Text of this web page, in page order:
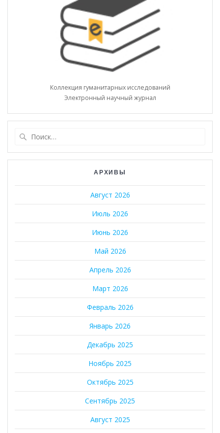
Коллекция гуманитарных исследований
Электронный научный журнал
АРХИВЫ
Август 2026
Июль 2026
Июнь 2026
Май 2026
Апрель 2026
Март 2026
Февраль 2026
Январь 2026
Декабрь 2025
Ноябрь 2025
Октябрь 2025
Сентябрь 2025
Август 2025